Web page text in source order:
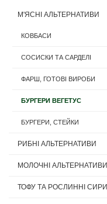
М'ЯСНІ АЛЬТЕРНАТИВИ
КОВБАСИ
СОСИСКИ ТА САРДЕЛІ
ФАРШ, ГОТОВІ ВИРОБИ
БУРГЕРИ ВЕГЕТУС
БУРГЕРИ, СТЕЙКИ
РИБНІ АЛЬТЕРНАТИВИ
МОЛОЧНІ АЛЬТЕРНАТИВИ
ТОФУ ТА РОСЛИННІ СИРИ